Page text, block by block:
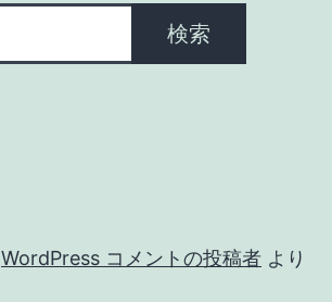
検索
WordPress コメントの投稿者 より